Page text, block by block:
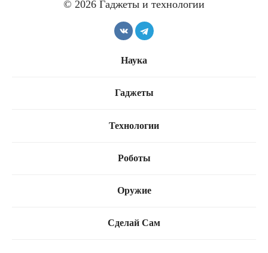
© 2026 Гаджеты и технологии
Наука
Гаджеты
Технологии
Роботы
Оружие
Сделай Сам